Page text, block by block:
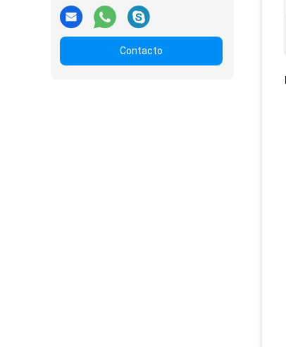
Contacto